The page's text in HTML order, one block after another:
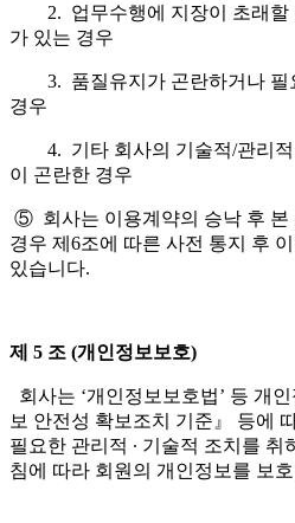
2. 업무수행에 지장이 초래
가 있는 경우
3. 품질유지가 곤란하거나
경우
4. 기타 회사의 기술적/관리
이 곤란한 경우
⑤ 회사는 이용계약의 승낙 후 본
경우 제6조에 따른 사전 통지 후
있습니다.
제 5 조 (개인정보보호)
회사는 ‘개인정보보호법’ 등 개
보 안전성 확보조치 기준』 등에
필요한 관리적 ∙ 기술적 조치를
침에 따라 회원의 개인정보를 보